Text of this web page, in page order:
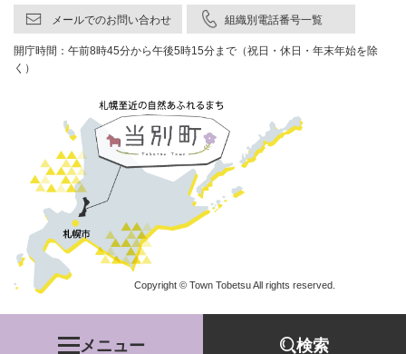
メニュー 検索
メールでのお問い合わせ 組織別電話番号一覧
開庁時間：午前8時45分から午後5時15分まで（祝日・休日・年末年始を除
く）
Copyright © Town Tobetsu All rights reserved.